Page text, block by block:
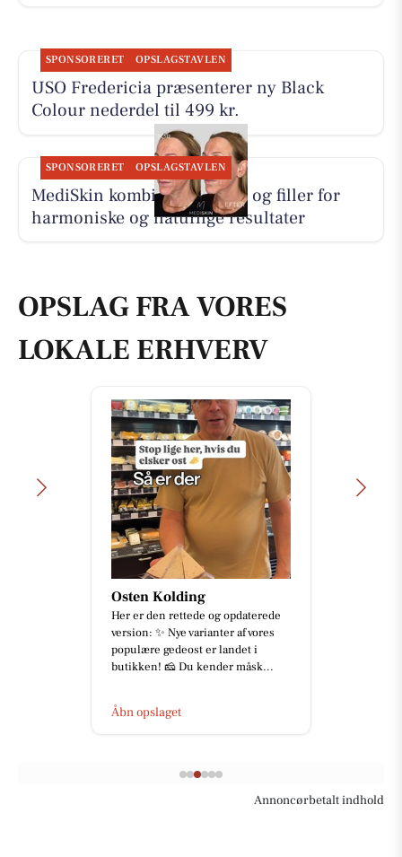
SPONSORERET OPSLAGSTAVLEN
USO Fredericia præsenterer ny Black
Colour nederdel til 499 kr.
SPONSORERET OPSLAGSTAVLEN
MediSkin kombinerer botox og filler for
harmoniske og naturlige resultater
OPSLAG FRA VORES
LOKALE ERHVERV
Osten Kolding
Her er den rettede og opdaterede
version: ✨ Nye varianter af vores
populære gedeost er landet i
butikken! 🧀 Du kender måsk...
Åbn opslaget
Annoncørbetalt indhold